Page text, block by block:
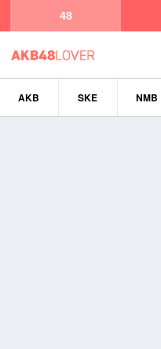
48
AKB SKE NMB